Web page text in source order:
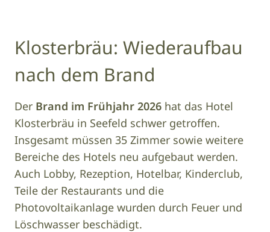
Klosterbräu: Wiederaufbau
nach dem Brand
Der Brand im Frühjahr 2026 hat das Hotel
Klosterbräu in Seefeld schwer getroffen.
Insgesamt müssen 35 Zimmer sowie weitere
Bereiche des Hotels neu aufgebaut werden.
Auch Lobby, Rezeption, Hotelbar, Kinderclub,
Teile der Restaurants und die
Photovoltaikanlage wurden durch Feuer und
Löschwasser beschädigt.